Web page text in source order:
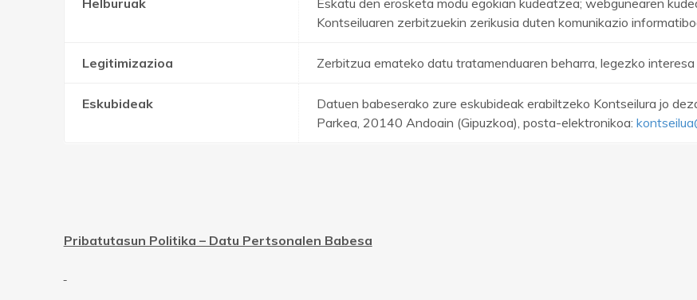
Kontseiluaren zerbitzuekin zerikusia duten komunikazio
Legitimizazioa Zerbitzua emateko datu tratamenduaren beharra, legezko
Eskubideak
Datuen babeserako zure eskubideak erabiltzeko Kontseilura jo
Parkea, 20140 Andoain (Gipuzkoa), posta-elektronikoa:
Pribatutasun Politika – Datu Pertsonalen Babesa